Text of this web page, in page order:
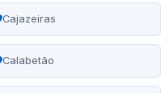
Cajazeiras
Calabetão